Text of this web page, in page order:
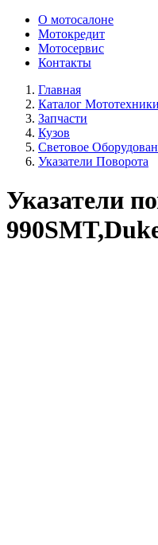
О мотосалоне
Мотокредит
Мотосервис
Контакты
Главная
Каталог
Запчасти
Кузов
Световое
Указатели Поворота
Указатели